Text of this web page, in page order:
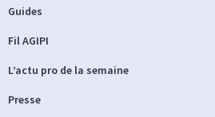
Guides
Fil AGIPI
L’actu pro de la semaine
Presse